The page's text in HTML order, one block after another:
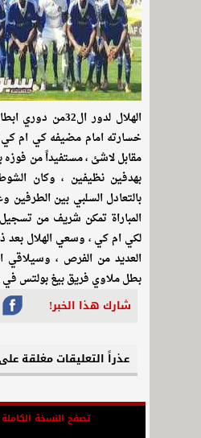
الهلال لدور
خسارته امام مضيفه كي ام كي
مقابل لاشئ ، مستفيداً من فوزه
بهدفين نظيفين ، وكان الشوط
المباراة تمكن شريف من تسجيل
لكي ام كي ، وسعي الهلال بعد
العديد من الفرص ، وسيلاقي
بطل ملاوي فريق بيغ بولتس
شارك هذا الخبر!
عذراً التعليقات مغلقة
تصفح النسخة الكاملة